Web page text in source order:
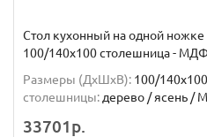
Стол кухонный на одной
100/140х100 столешница -
Размеры (ДхШxВ): 100/
столешницы: дерево / ясень /
33701р.